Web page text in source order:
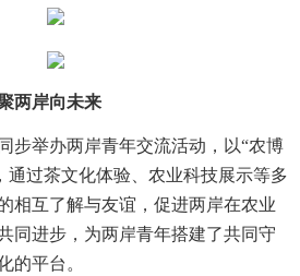
两岸向未来
步举办两岸青年交流活动，以“农博
通过茶文化体验、农业科技展示等多
相互了解与友谊，促进两岸在农业
同进步，为两岸青年搭建了共同守
的平台。